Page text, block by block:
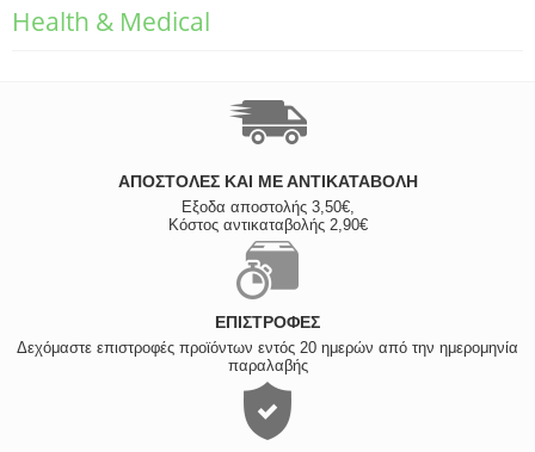
Health & Medical
ΑΠΟΣΤΟΛΈΣ ΚΑΙ ΜΕ ΑΝΤΙΚΑΤΑΒΟΛΗ
Εξοδα αποστολής 3,50€,
Κόστος αντικαταβολής 2,90€
ΕΠΙΣΤΡΟΦΈΣ
Δεχόμαστε επιστροφές προϊόντων εντός 20 ημερών από την ημερομηνία
παραλαβής